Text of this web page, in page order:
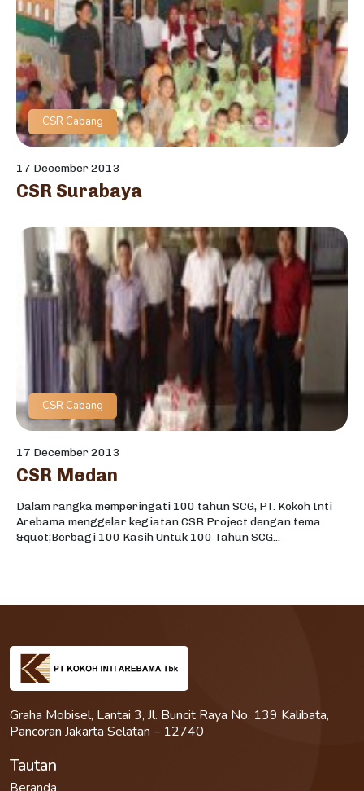
CSR Cabang
17 December 2013
CSR Surabaya
CSR Cabang
17 December 2013
CSR Medan
Dalam rangka memperingati 100 tahun SCG, PT. Kokoh Inti
Arebama menggelar kegiatan CSR Project dengan tema
&quot;Berbagi 100 Kasih Untuk 100 Tahun SCG...
Graha Mobisel, Lantai 3, Jl. Buncit Raya No. 139 Kalibata,
Pancoran Jakarta Selatan – 12740
Tautan
Beranda